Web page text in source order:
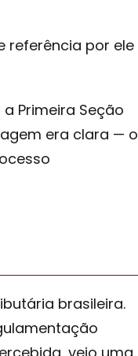
referência por ele
Primeira Seção
era clara — o
brasileira.